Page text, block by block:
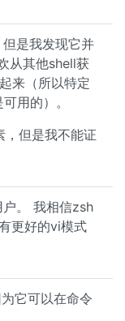
是我发现它并
从其他shell获
来（所以特定
用的）。
，但是我不能证
。 我相信zsh
更好的vi模式
它可以在命令